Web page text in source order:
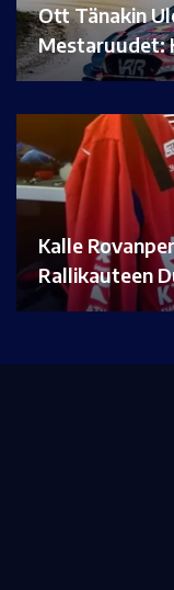
Ott Tänakin
Mestaruudet:
Kalle
Rallikauteen